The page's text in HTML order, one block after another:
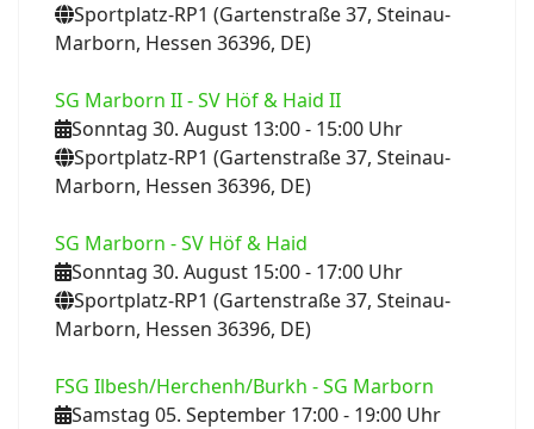
Sportplatz-RP1 (Gartenstraße 37, Steinau-
Marborn, Hessen 36396, DE)
SG Marborn II - SV Höf & Haid II
Sonntag 30. August 13:00- 15:00 Uhr
Sportplatz-RP1 (Gartenstraße 37, Steinau-
Marborn, Hessen 36396, DE)
SG Marborn - SV Höf & Haid
Sonntag 30. August 15:00- 17:00 Uhr
Sportplatz-RP1 (Gartenstraße 37, Steinau-
Marborn, Hessen 36396, DE)
FSG Ilbesh/Herchenh/Burkh - SG Marborn
Samstag 05. September 17:00- 19:00 Uhr